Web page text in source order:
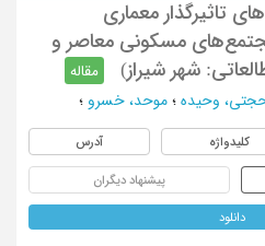
تاثیرگذار معماری
مسکونی معاصر و
شهر شیراز)
مقاله
وحیده ؛ موحد، خسرو ؛
کلیدواژه آدرس
پیشنهاد دیگران
دانلود